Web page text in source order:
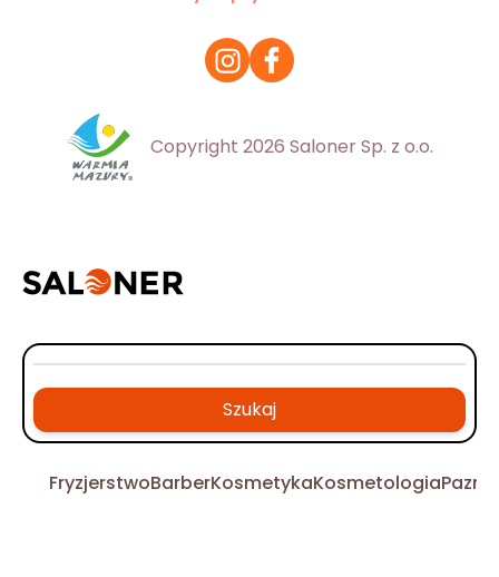
Copyright 2026 Saloner Sp. z o.o.
Szukaj
FryzjerstwoBarberKosmetykaKosmetologia